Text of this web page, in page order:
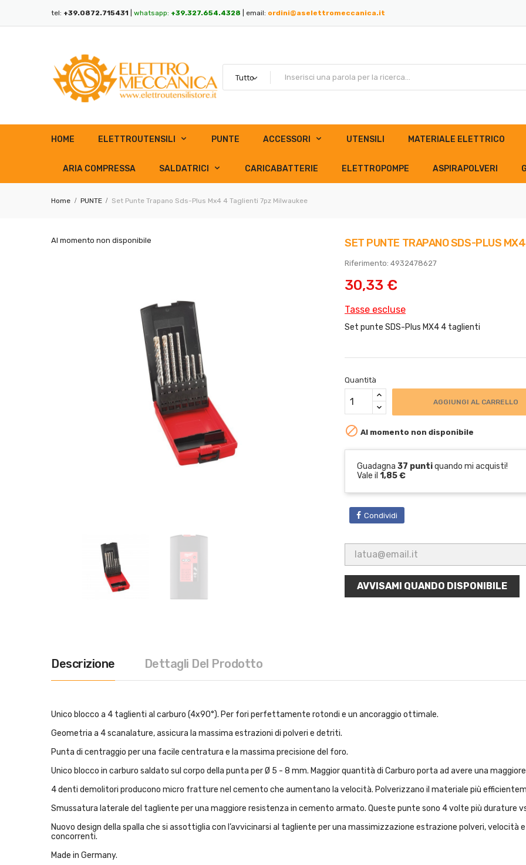
tel: +39.0872.715431 whatsapp: +39.327.654.4328 | email: ordini@aselettromeccanica.it
HOME ELETTROUTENSILI PUNTE ACCESSORI UTENSILI MATERIALE ELETTRICO
ARIA COMPRESSA SALDATRICI CARICABATTERIE ELETTROPOMPE ASPIRAPOLVERI
Home PUNTE Set Punte Trapano Sds-Plus Mx4 4 Taglienti 7pz Milwaukee
Al momento non disponibile SET PUNTE TRAPANO SDS-PLUS
Riferimento: 4932478627
30,33 €
Tasse escluse
Set punte SDS-Plus MX4 4 taglienti
Quantità
AGGIUNGI AL CARRELLO
 Al momento non disponibile
Guadagna 37 puntiquando mi acquisti!
Vale il 1,85 €
Condividi
AVVISAMI QUANDO DISPONIBILE
Descrizione Dettagli Del Prodotto
Unico blocco a 4 taglienti al carburo (4x90°). Per fori perfettamente rotondi e un ancoraggio ottimale.
Geometria a 4 scanalature, assicura la massima estrazioni di polveri e detriti.
Punta di centraggio per una facile centratura e la massima precisione del foro.
Unico blocco in carburo saldato sul corpo della punta per Ø 5 - 8 mm. Maggior quantità di Carburo porta ad avere una
4 denti demolitori producono micro fratture nel cemento che aumentano la velocità. Polverizzano il materiale più
Smussatura laterale del tagliente per una maggiore resistenza in cemento armato. Queste punte sono 4 volte più durature
Nuovo design della spalla che si assottiglia con l’avvicinarsi al tagliente per una massimizzazione estrazione polveri,
concorrenti.
Made in Germany.